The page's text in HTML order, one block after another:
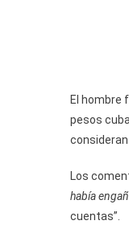
El hombre
pesos
Los
había
cuentas”.